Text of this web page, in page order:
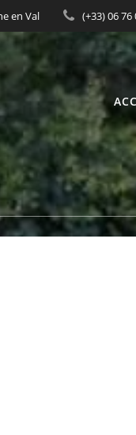
en Val (+33) 06 76